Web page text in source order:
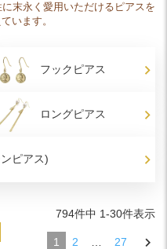
末永く愛用いただけるピアスを
います。
フックピアス
ロングピアス
ピアス)
794件中 1-30件表示
1 2 27